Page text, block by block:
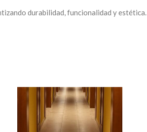
durabilidad, funcionalidad y estética.